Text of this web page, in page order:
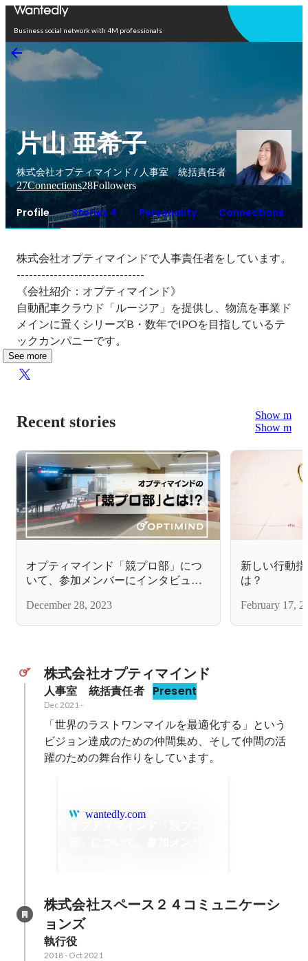
Business social network with 4M professionals
片山 亜希子
株式会社オプティマインド / 人事室 統括責任者
27Connections28Followers
Profile Stories 4 Personality Connections
株式会社オプティマインドで人事責任者をしています。
-------------------------------
《会社紹介：オプティマインド》
自動配車クラウド「ルージア」を提供し、物流を事業ド
メインに置くシリーズB・数年でIPOを目指しているテ
ックカンパニーです。
See more
Recent stories
Show more
Show more
オプティマインド「競プロ部」につ
いて、参加メンバーにインタビュー
December 28, 2023
新しい行動
は？
February 17,
株式会社オプティマインド
人事室　統括責任者 Present
Dec 2021 -
「世界のラストワンマイルを最適化する」という
ビジョン達成のための仲間集め、そして仲間の活
躍のための舞台作りをしています。
wantedly.com
株式会社スペース２４コミュニケーシ
ョンズ
執行役
2018- Oct 2021